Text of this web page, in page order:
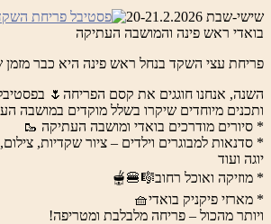
שישי-שבת 20-21.2.2026
בואדי ראש פינה והמושבה העתיקה
פריחת עצי השקד בנחל ראש פינה היא כבר
השנה, אנחנו חוגגים את קסם הפריחה🌷
ותכנים מיוחדים שיקרו בשלל מוקדים במושבה
* סיורים מודרכים בואדי ומושבה העתיקה 🥾
* סדנאות למבוגרים וילדים – ציור שקדיות,
יוגה ועוד
* מוזיקה ואוכל רחוב🎼🍔🫕
* מארזי פיקניק בואדי🧺
ויותר מהכול – פריחה מלבלבת ומטריפה!